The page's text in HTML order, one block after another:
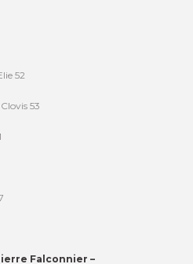
52
53
Falconnier –